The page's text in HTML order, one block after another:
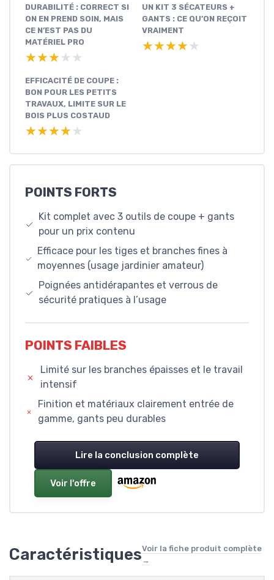
DURABILITÉ : CORRECT SI
ON EN PREND SOIN, MAIS
CE N’EST PAS DU
MATÉRIEL PRO
★★★★★
★★★★★
UN KIT 3 SÉCATEURS +
GANTS : CE QU’ON REÇOIT
VRAIMENT
★★★★★
★★★★★
EFFICACITÉ DE COUPE :
BON POUR LES PETITS
TRAVAUX, LIMITE SUR LE
BOIS PLUS COSTAUD
★★★★★
★★★★★
POINTS FORTS
Kit complet avec 3 outils de coupe + gants
pour un prix contenu
Efficace pour les tiges et branches fines à
moyennes (usage jardinier amateur)
Poignées antidérapantes et verrous de
sécurité pratiques à l’usage
POINTS FAIBLES
Limité sur les branches épaisses et le travail
intensif
Finition et matériaux clairement entrée de
gamme, gants peu durables
Lire la conclusion complète
Voir l'offre
CaractéristiquesVoir la fiche produit complète
→